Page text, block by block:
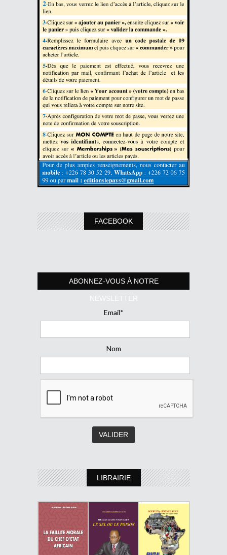
FACEBOOK
ABONNEZ-VOUS À NOTRE
NEWSLETTER
Email*
Nom
LIBRAIRIE